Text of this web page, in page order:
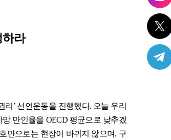
하라
리 ’ 선언운동을 진행했다. 오늘 우리
망 만인율을 OECD 평균으로 낮추겠
만으로는 현장이 바뀌지 않으며, 구